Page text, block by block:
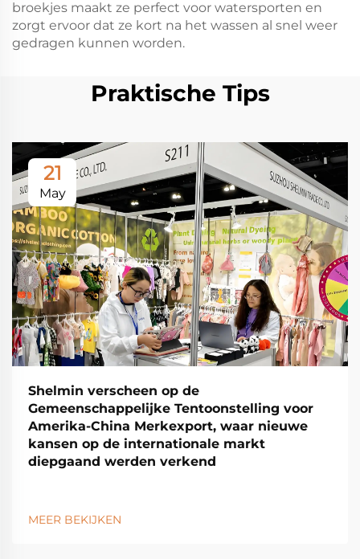
broekjes maakt ze perfect voor watersporten en
zorgt ervoor dat ze kort na het wassen al snel weer
gedragen kunnen worden.
Praktische Tips
21
May
Shelmin verscheen op de
Gemeenschappelijke Tentoonstelling voor
Amerika-China Merkexport, waar nieuwe
kansen op de internationale markt
diepgaand werden verkend
MEER BEKIJKEN